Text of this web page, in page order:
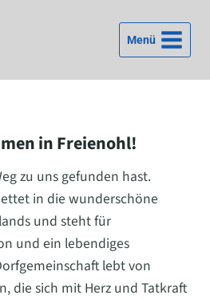
Menü
in Freienohl!
zu uns gefunden hast.
in die wunderschöne
und steht für
und ein lebendiges
lebt von
die sich mit Herz und Tatkraft